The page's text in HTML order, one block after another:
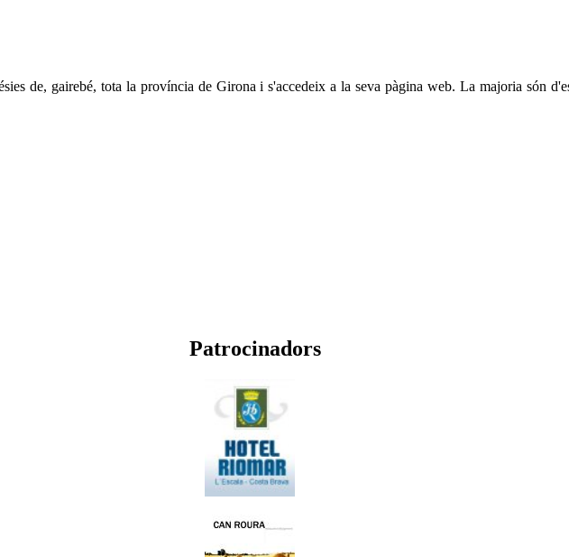
de, gairebé, tota la província de Girona i s'accedeix a la seva pàgina web. La majoria són
Patrocinadors